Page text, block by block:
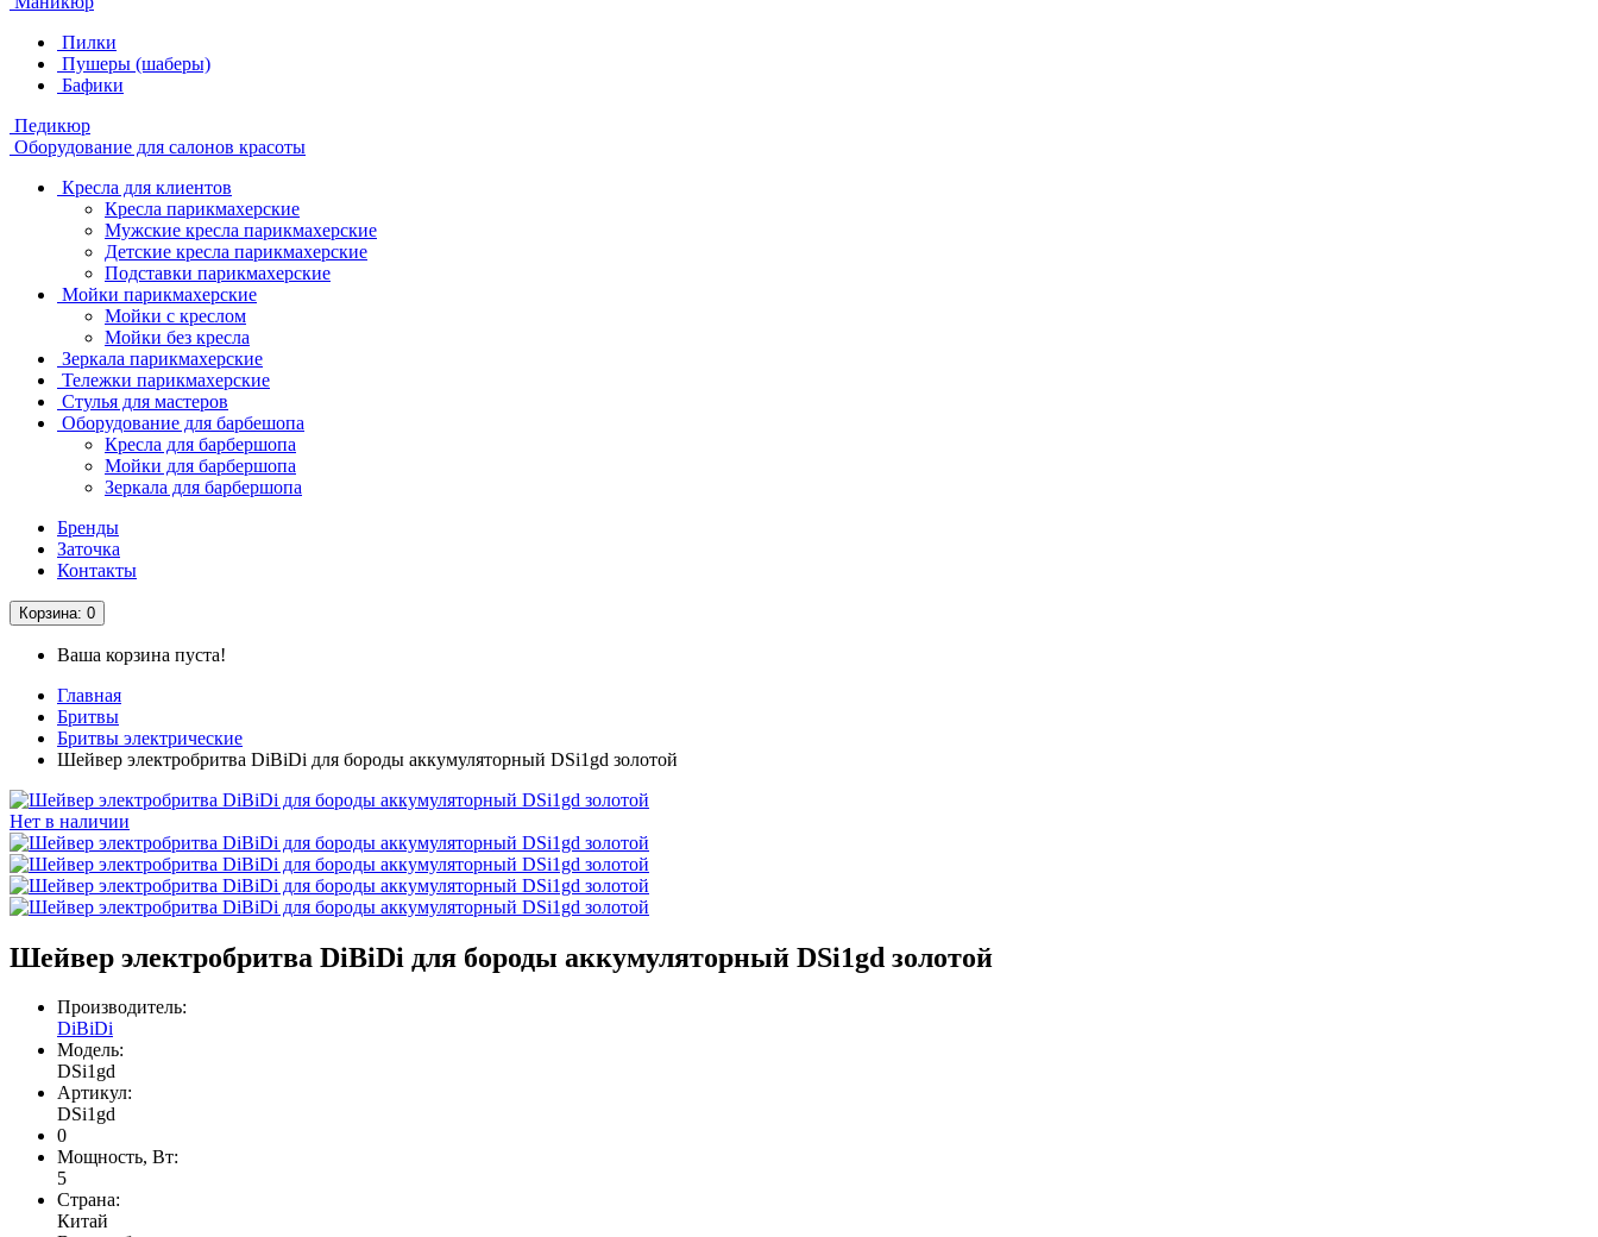
Пилки
Пушеры (шаберы)
Бафики
Педикюр
Оборудование для салонов красоты
Кресла для клиентов
Кресла парикмахерские
Мужские кресла парикмахерские
Детские кресла парикмахерские
Подставки парикмахерские
Мойки парикмахерские
Мойки с креслом
Мойки без кресла
Зеркала парикмахерские
Тележки парикмахерские
Стулья для мастеров
Оборудование для барбешопа
Кресла для барбершопа
Мойки для барбершопа
Зеркала для барбершопа
Бренды
Заточка
Контакты
Корзина: 0
Ваша корзина пуста!
Главная
Бритвы
Бритвы электрические
Шейвер электробритва DiBiDi для бороды аккумуляторный DSi1gd золотой
Нет в наличии
Шейвер электробритва DiBiDi для бороды аккумуляторный DSi1gd золотой
Производитель:
DiBiDi
Модель:
DSi1gd
Артикул:
DSi1gd
0
Мощность, Вт:
5
Страна:
Китай